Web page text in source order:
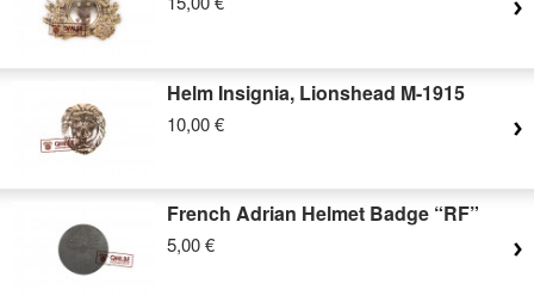
Helm Insignia, Lionshead M-1915
10,00 €
French Adrian Helmet Badge “RF”
5,00 €